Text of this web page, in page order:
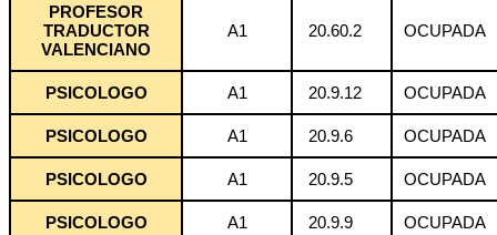
PROFESOR
TRADUCTOR
VALENCIANO
A1 20.60.2 OCUPADA
PSICOLOGO A1 20.9.12 OCUPADA
PSICOLOGO A1 20.9.6 OCUPADA
PSICOLOGO A1 20.9.5 OCUPADA
PSICOLOGO A1 20.9.9 OCUPADA